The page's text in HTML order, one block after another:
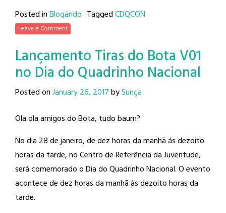
Posted inBlogando TaggedCDQCON
Leave a Comment
Lançamento Tiras do Bota V01
no Dia do Quadrinho Nacional
Posted onJanuary 26, 2017bySunça
Ola ola amigos do Bota, tudo baum?
No dia 28 de janeiro, de dez horas damanhã ás dezoito
horas da tarde, no Centro de Referência da Juventude,
será comemorado o Dia do Quadrinho Nacional. O evento
acontece de dez horas da manhã às dezoito horas da
tarde.